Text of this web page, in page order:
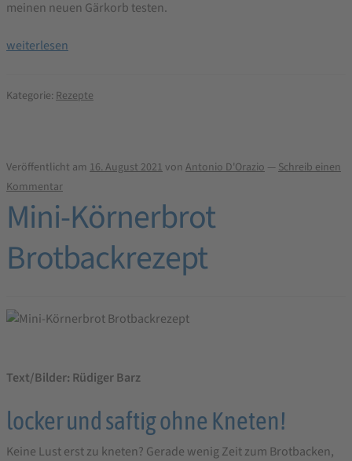
meinen neuen Gärkorb testen.
Zwieblige
–
weiterlesen
Kategorie: Rezepte
Veröffentlicht am 16. August 2021von Antonio D'Orazio — Schreib einen
Kommentar
Mini-Körnerbrot
Brotbackrezept
Text/Bilder: Rüdiger Barz
locker und saftig ohne Kneten!
Keine Lust erst zu kneten? Gerade wenig Zeit zum Brotbacken,